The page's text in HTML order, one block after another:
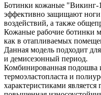
Ботинки кожаные
эффективно защищают ноги
воздействий, а также
Кожаные рабочие ботинки
как в отапливаемых
Данная модель подходит
и демисезонный период.
Комбинированная подошва
термоэластопласта и
характеристиками является